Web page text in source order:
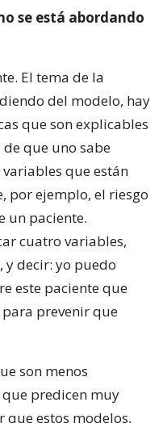
se está abordando
El tema de la
del modelo, hay
que son explicables
que uno sabe
que están
por ejemplo, el riesgo
un paciente.
cuatro variables,
y decir: yo puedo
este paciente que
prevenir que
son menos
predicen muy
que estos modelos,